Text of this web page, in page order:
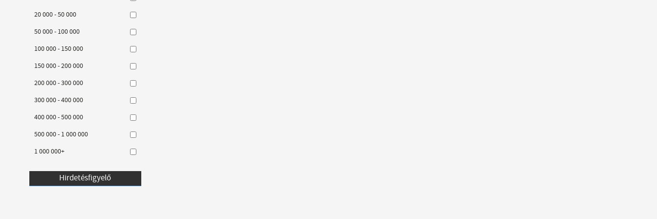
20 000 - 50 000
50 000 - 100 000
100 000 - 150 000
150 000 - 200 000
200 000 - 300 000
300 000 - 400 000
400 000 - 500 000
500 000 - 1 000 000
1 000 000+
Hirdetésfigyelő